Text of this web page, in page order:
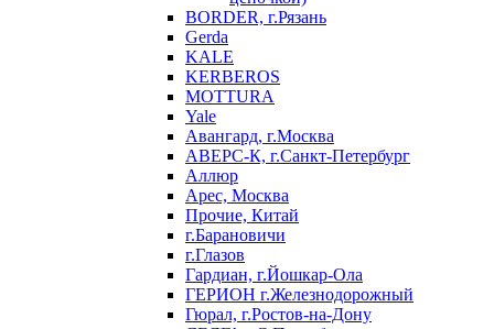
BORDER, г.Рязань
Gerda
KALE
KERBEROS
MOTTURA
Yale
Авангард, г.Москва
АВЕРС-К, г.Санкт-Петербург
Аллюр
Арес, Москва
Прочие, Китай
г.Барановичи
г.Глазов
Гардиан, г.Йошкар-Ола
ГЕРИОН г.Железнодорожный
Гюрал, г.Ростов-на-Дону